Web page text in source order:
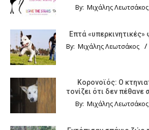
By: Μιχάλης Λεωτσάκος
Επτά
By: Μιχάλης Λεωτσάκος
Κορονοϊός: Ο
τονίζει ότι δεν
By: Μιχάλης Λεωτσάκος